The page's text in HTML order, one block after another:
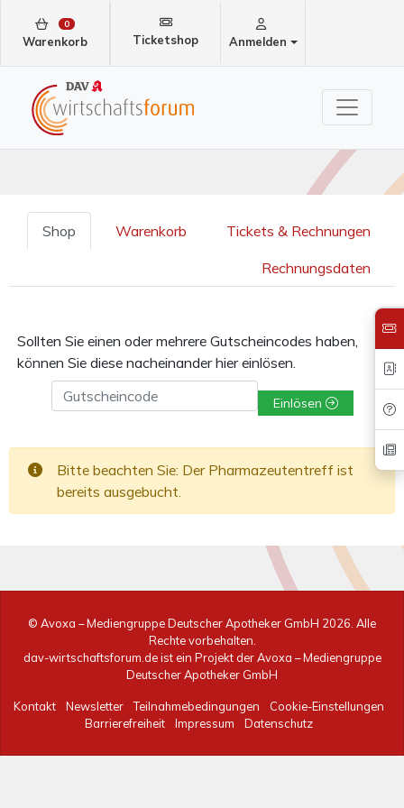
0
Warenkorb Ticketshop Anmelden
Shop Warenkorb Tickets & Rechnungen
Rechnungsdaten
Sollten Sie einen oder mehrere Gutscheincodes haben,
können Sie diese nacheinander hier einlösen.
Gutscheincode
Einlösen
Bitte beachten Sie: Der Pharmazeutentreff ist
bereits ausgebucht.
© Avoxa – Mediengruppe Deutscher Apotheker GmbH 2026. Alle
Rechte vorbehalten.
dav-wirtschaftsforum.de ist ein Projekt der Avoxa – Mediengruppe
Deutscher Apotheker GmbH
Kontakt Newsletter Teilnahmebedingungen
Cookie-Einstellungen
Barrierefreiheit
Impressum Datenschutz